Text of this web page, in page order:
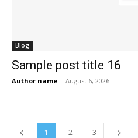
Blog
Sample post title 16
Author name - August 6, 2026
1 2 3